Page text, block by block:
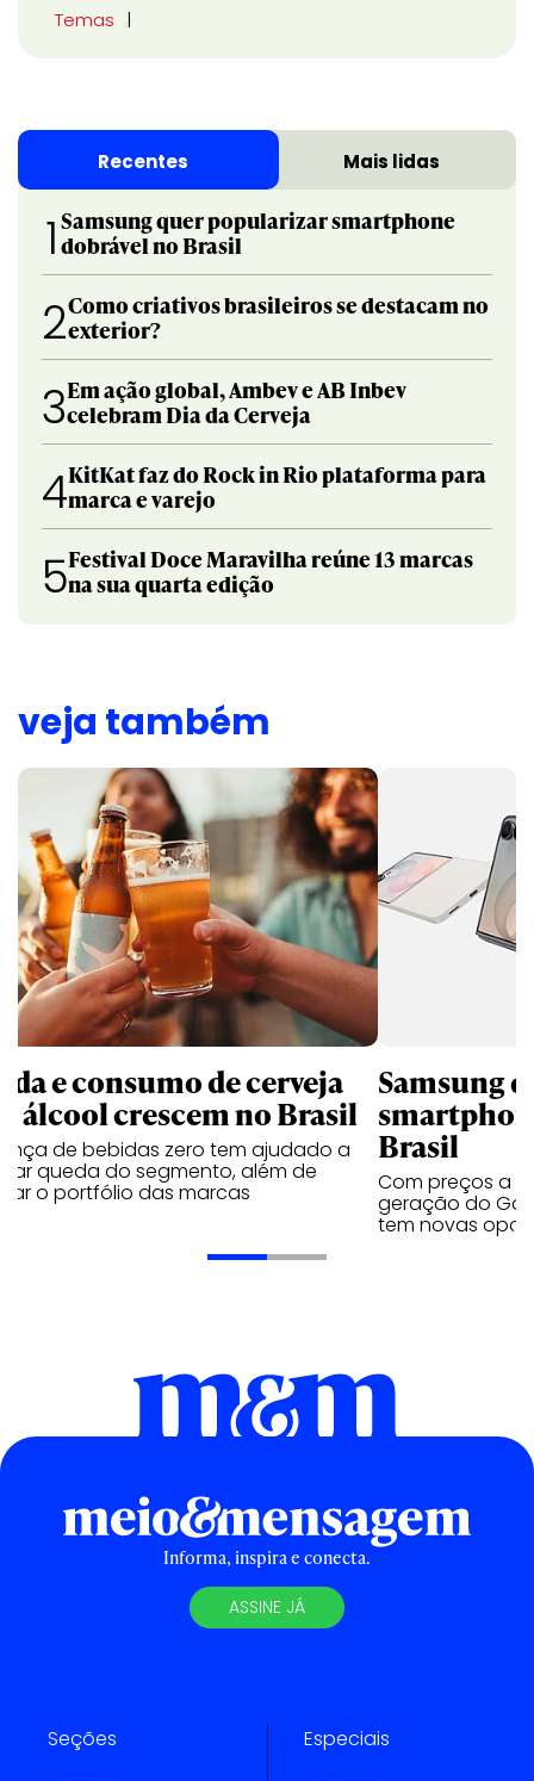
Temas
Recentes Mais lidas
1 Samsung quer popularizar smartphone
dobrável no Brasil
2Como criativos brasileiros se destacam no
exterior?
3Em ação global, Ambev e AB Inbev
celebram Dia da Cerveja
4KitKat faz do Rock in Rio plataforma para
marca e varejo
5Festival Doce Maravilha reúne 13 marcas
na sua quarta edição
veja também
e consumo de cerveja
álcool crescem no Brasil
de bebidas zero tem ajudado a
queda do segmento, além de
o portfólio das marcas
Samsung
Brasil
Com preços a
geração do
tem novas
Informa, inspira e conecta.
ASSINE JÁ
Seções Especiais